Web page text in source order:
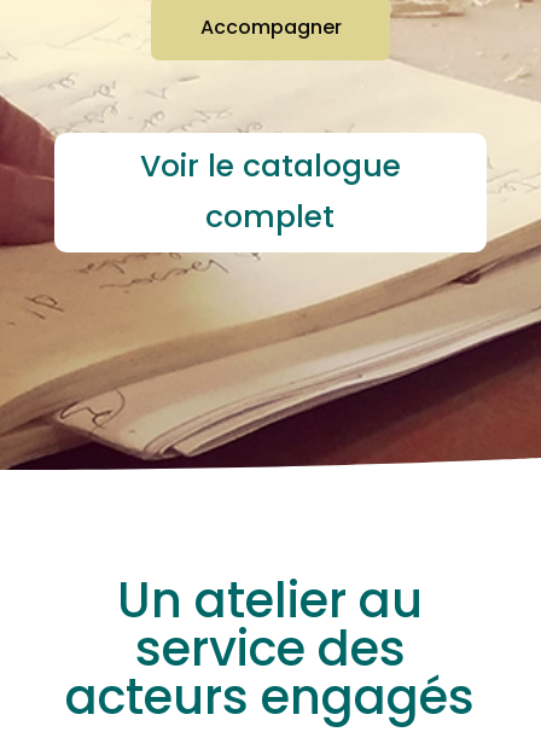
Accompagner
Voir le catalogue
complet
Un atelier au
service des
acteurs engagés